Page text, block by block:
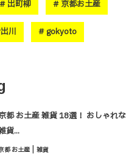
出町柳 京都お土産
川 gokyoto
都 お土産 雑貨 18選！ おしゃれな
貨...
都 お土産 | 雑貨